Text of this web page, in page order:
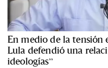
En medio de la tensión
Lula defendió una
ideologías”